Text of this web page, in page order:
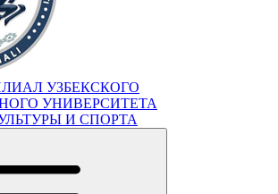
УЗБЕКСКОГО
УНИВЕРСИТЕТА
И СПОРТА